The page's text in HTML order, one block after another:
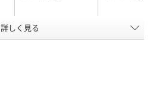
60
詳しく見る